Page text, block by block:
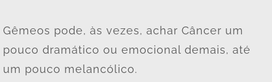
Gêmeos pode, às vezes, achar Câncer um
pouco dramático ou emocional demais, até
um pouco melancólico.